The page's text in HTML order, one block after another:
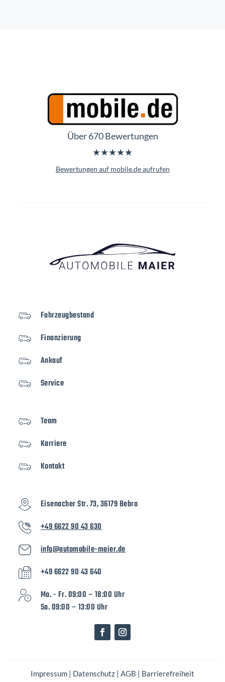
Über 670 Bewertungen
★★★★★
Bewertungen auf mobile.de aufrufen
Fahrzeugbestand
Finanzierung
Ankauf
Service
Team
Karriere
Kontakt
Eisenacher Str. 73, 36179 Bebra
+49 6622 90 43 630
info@automobile-maier.de
+49 6622 90 43 640
Mo. - Fr. 09:00 – 18:00 Uhr
Sa. 09:00 – 13:00 Uhr
Impressum | Datenschutz | AGB | Barrierefreiheit